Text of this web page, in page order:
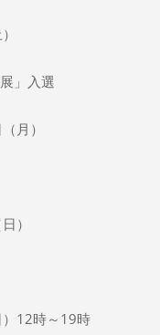
」入選
月）
）
）12時～19時